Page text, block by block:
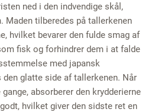
ned i den indvendige skål,
Maden tilberedes på tallerkenen
hvilket bevarer den fulde smag af
fisk og forhindrer dem i at falde
med japansk
glatte side af tallerkenen. Når
absorberer den krydderierne
hvilket giver den sidste ret en